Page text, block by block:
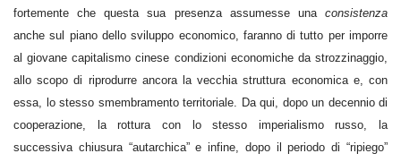
fortemente che questa sua presenza assumesse una consistenza
anche sul piano dello sviluppo economico, faranno di tutto per imporre
al giovane capitalismo cinese condizioni economiche da strozzinaggio,
allo scopo di riprodurre ancora la vecchia struttura economica e, con
essa, lo stesso smembramento territoriale. Da qui, dopo un decennio di
cooperazione, la rottura con lo stesso imperialismo russo, la
successiva chiusura “autarchica” e infine, dopo il periodo di “ripiego”